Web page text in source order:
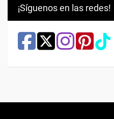
¡Síguenos en las redes!